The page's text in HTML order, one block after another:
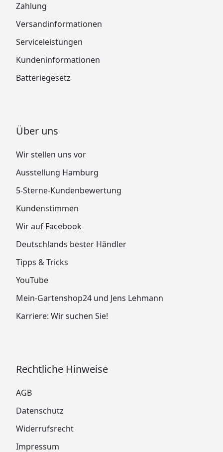
Zahlung
Versandinformationen
Serviceleistungen
Kundeninformationen
Batteriegesetz
Über uns
Wir stellen uns vor
Ausstellung Hamburg
5-Sterne-Kundenbewertung
Kundenstimmen
Wir auf Facebook
Deutschlands bester Händler
Tipps & Tricks
YouTube
Mein-Gartenshop24 und Jens Lehmann
Karriere: Wir suchen Sie!
Rechtliche Hinweise
AGB
Datenschutz
Widerrufsrecht
Impressum